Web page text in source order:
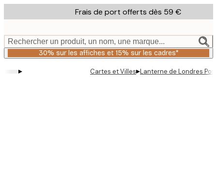
to
content.
Frais de port offerts dès 59 €
Rechercher un produit, un nom, une marque...
30% sur les affiches et 15% sur les cadres*
▸ Cartes et Villes▸Lanterne de Londres